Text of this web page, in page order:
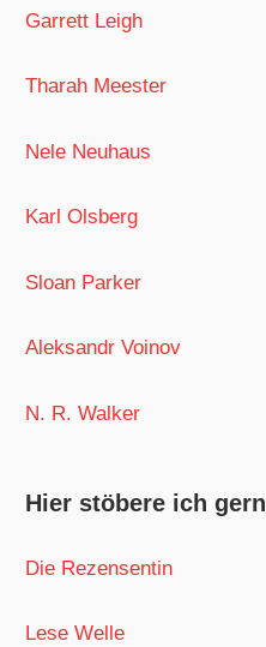
Garrett Leigh
Tharah Meester
Nele Neuhaus
Karl Olsberg
Sloan Parker
Aleksandr Voinov
N. R. Walker
Hier stöbere ich gern
Die Rezensentin
Lese Welle